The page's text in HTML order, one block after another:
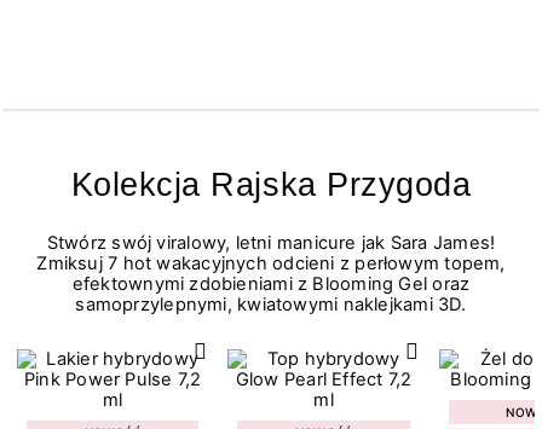
Kolekcja Rajska Przygoda
Stwórz swój viralowy, letni manicure jak Sara James!
Zmiksuj 7 hot wakacyjnych odcieni z perłowym topem,
efektownymi zdobieniami z Blooming Gel oraz
samoprzylepnymi, kwiatowymi naklejkami 3D.